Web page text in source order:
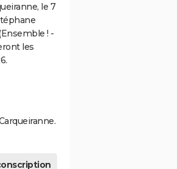
le 7
! -
les